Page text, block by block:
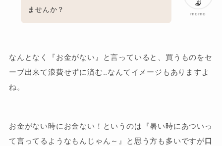
momo
ませんか？
なんとなく『お金がない』と言っていると、買うものをセ
ーブ出来て浪費せずに済む..なんてイメージもありますよ
ね。
お金がない時にお金ない！というのは『暑い時にあついっ
て言ってるようなもんじゃん～』と思う方も多いですが口